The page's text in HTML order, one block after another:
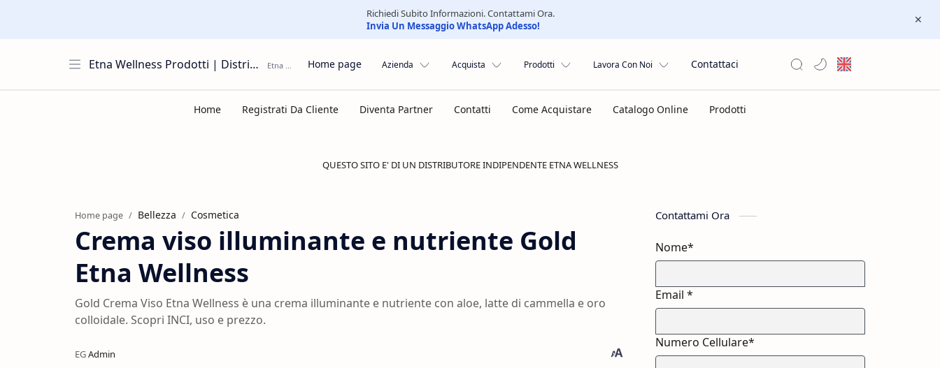
Richiedi Subito Informazioni. Contattami Ora.
Invia Un Messaggio WhatsApp Adesso!
Etna Wellness Prodotti | Distributore Elite Group Home page Azienda Acquista Prodotti Lavora Con Noi Contattaci
QUESTO SITO E' DI UN DISTRIBUTORE INDIPENDENTE ETNA WELLNESS
Home page Bellezza Cosmetica
Crema viso illuminante e nutriente Gold
Etna Wellness
Gold Crema Viso Etna Wellness è una crema illuminante e nutriente con aloe, latte di cammella e oro
colloidale. Scopri INCI, uso e prezzo.
Contattami Ora
Nome*
Email *
Numero Cellulare*